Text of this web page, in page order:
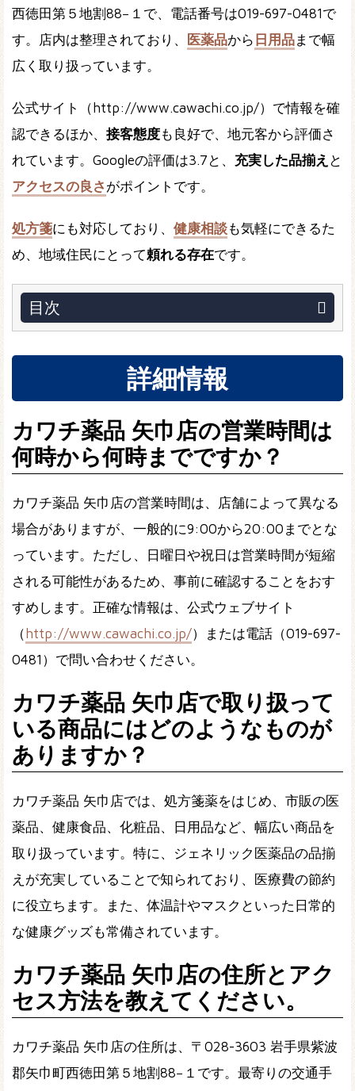
西徳田第５地割88−１で、電話番号は019-697-0481で
す。店内は整理されており、
医薬品から 日用品まで幅
広く取り扱っています。
公式サイト（http://www.cawachi.co.jp/）で情報を確
認できるほか、 接客態度も良好で、地元客から評価さ
れています。Googleの評価は3.7と、 充実した品揃え と
アクセスの良さ がポイントです。
処方箋にも対応しており、 健康相談も気軽にできるた
め、地域住民にとって頼れる存在です。
目次
詳細情報
カワチ薬品 矢巾店の営業時間は
何時から何時までですか？
カワチ薬品 矢巾店の営業時間は、店舗によって異なる
場合がありますが、一般的に9:00から20:00までとな
っています。ただし、日曜日や祝日は営業時間が短縮
される可能性があるため、事前に確認することをおす
すめします。正確な情報は、公式ウェブサイト
（http://www.cawachi.co.jp/）または電話（019-697-
0481）で問い合わせください。
カワチ薬品 矢巾店で取り扱って
いる商品にはどのようなものが
ありますか？
カワチ薬品 矢巾店では、処方箋薬をはじめ、市販の医
薬品、健康食品、化粧品、日用品など、幅広い商品を
取り扱っています。特に、ジェネリック医薬品の品揃
えが充実していることで知られており、医療費の節約
に役立ちます。また、体温計やマスクといった日常的
な健康グッズも常備されています。
カワチ薬品 矢巾店の住所とアク
セス方法を教えてください。
カワチ薬品 矢巾店の住所は、〒028-3603 岩手県紫波
郡矢巾町西徳田第５地割88−１です。最寄りの交通手